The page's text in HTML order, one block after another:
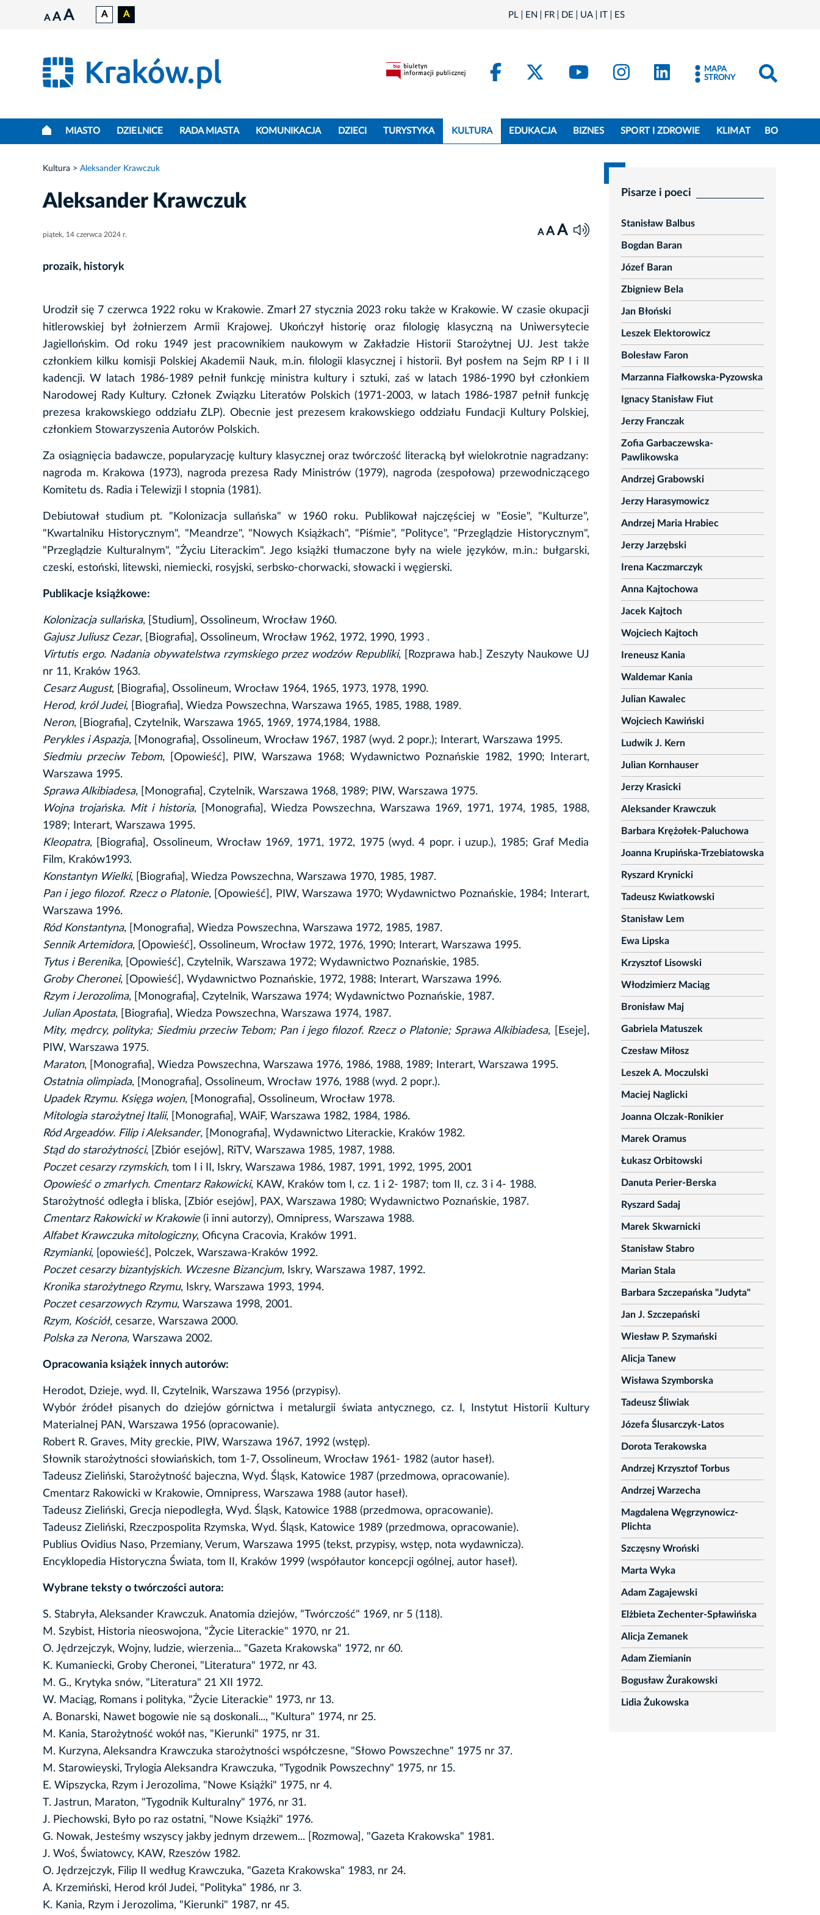
A A A A A PL EN FR DE UA IT ES
FacebookKraków - X
Kraków - YouTube
Kraków - Instagram
Kraków - LinkedIn
MAPA
STRONY
MIASTO DZIELNICE RADA MIASTA KOMUNIKACJA DZIECI TURYSTYKA KULTURA EDUKACJA BIZNES SPORT I ZDROWIE KLIMAT BO
Kultura Aleksander Krawczuk
Aleksander Krawczuk
piątek, 14 czerwca 2024 r. A A A
prozaik, historyk
Urodził się 7 czerwca 1922 roku w Krakowie. Zmarł 27 stycznia 2023 roku także w Krakowie. W czasie okupacji
hitlerowskiej był żołnierzem Armii Krajowej. Ukończył historię oraz filologię klasyczną na Uniwersytecie
Jagiellońskim. Od roku 1949 jest pracownikiem naukowym w Zakładzie Historii Starożytnej UJ. Jest także
członkiem kilku komisji Polskiej Akademii Nauk, m.in. filologii klasycznej i historii. Był posłem na Sejm RP I i II
kadencji. W latach 1986-1989 pełnił funkcję ministra kultury i sztuki, zaś w latach 1986-1990 był członkiem
Narodowej Rady Kultury. Członek Związku Literatów Polskich (1971-2003, w latach 1986-1987 pełnił funkcję
prezesa krakowskiego oddziału ZLP). Obecnie jest prezesem krakowskiego oddziału Fundacji Kultury Polskiej,
członkiem Stowarzyszenia Autorów Polskich.
Za osiągnięcia badawcze, popularyzację kultury klasycznej oraz twórczość literacką był wielokrotnie nagradzany:
nagroda m. Krakowa (1973), nagroda prezesa Rady Ministrów (1979), nagroda (zespołowa) przewodniczącego
Komitetu ds. Radia i Telewizji I stopnia (1981).
Debiutował studium pt. "Kolonizacja sullańska" w 1960 roku. Publikował najczęściej w "Eosie", "Kulturze",
"Kwartalniku Historycznym", "Meandrze", "Nowych Książkach", "Piśmie", "Polityce", "Przeglądzie Historycznym",
"Przeglądzie Kulturalnym", "Życiu Literackim". Jego książki tłumaczone były na wiele języków, m.in.: bułgarski,
czeski, estoński, litewski, niemiecki, rosyjski, serbsko-chorwacki, słowacki i węgierski.
Publikacje książkowe:
Kolonizacja sullańska, [Studium], Ossolineum, Wrocław 1960.
Gajusz Juliusz Cezar, [Biografia], Ossolineum, Wrocław 1962, 1972, 1990, 1993 .
Virtutis ergo. Nadania obywatelstwa rzymskiego przez wodzów Republiki, [Rozprawa hab.] Zeszyty Naukowe UJ
nr 11, Kraków 1963.
Cesarz August, [Biografia], Ossolineum, Wrocław 1964, 1965, 1973, 1978, 1990.
Herod, król Judei, [Biografia], Wiedza Powszechna, Warszawa 1965, 1985, 1988, 1989.
Neron, [Biografia], Czytelnik, Warszawa 1965, 1969, 1974,1984, 1988.
Perykles i Aspazja, [Monografia], Ossolineum, Wrocław 1967, 1987 (wyd. 2 popr.); Interart, Warszawa 1995.
Siedmiu przeciw Tebom, [Opowieść], PIW, Warszawa 1968; Wydawnictwo Poznańskie 1982, 1990; Interart,
Warszawa 1995.
Sprawa Alkibiadesa, [Monografia], Czytelnik, Warszawa 1968, 1989; PIW, Warszawa 1975.
Wojna trojańska. Mit i historia, [Monografia], Wiedza Powszechna, Warszawa 1969, 1971, 1974, 1985, 1988,
1989; Interart, Warszawa 1995.
Kleopatra, [Biografia], Ossolineum, Wrocław 1969, 1971, 1972, 1975 (wyd. 4 popr. i uzup.), 1985; Graf Media
Film, Kraków1993.
Konstantyn Wielki, [Biografia], Wiedza Powszechna, Warszawa 1970, 1985, 1987.
Pan i jego filozof. Rzecz o Platonie, [Opowieść], PIW, Warszawa 1970; Wydawnictwo Poznańskie, 1984; Interart,
Warszawa 1996.
Ród Konstantyna, [Monografia], Wiedza Powszechna, Warszawa 1972, 1985, 1987.
Sennik Artemidora, [Opowieść], Ossolineum, Wrocław 1972, 1976, 1990; Interart, Warszawa 1995.
Tytus i Berenika, [Opowieść], Czytelnik, Warszawa 1972; Wydawnictwo Poznańskie, 1985.
Groby Cheronei, [Opowieść], Wydawnictwo Poznańskie, 1972, 1988; Interart, Warszawa 1996.
Rzym i Jerozolima, [Monografia], Czytelnik, Warszawa 1974; Wydawnictwo Poznańskie, 1987.
Julian Apostata, [Biografia], Wiedza Powszechna, Warszawa 1974, 1987.
Mity, mędrcy, polityka; Siedmiu przeciw Tebom; Pan i jego filozof. Rzecz o Platonie; Sprawa Alkibiadesa, [Eseje],
PIW, Warszawa 1975.
Maraton, [Monografia], Wiedza Powszechna, Warszawa 1976, 1986, 1988, 1989; Interart, Warszawa 1995.
Ostatnia olimpiada, [Monografia], Ossolineum, Wrocław 1976, 1988 (wyd. 2 popr.).
Upadek Rzymu. Księga wojen, [Monografia], Ossolineum, Wrocław 1978.
Mitologia starożytnej Italii, [Monografia], WAiF, Warszawa 1982, 1984, 1986.
Ród Argeadów. Filip i Aleksander, [Monografia], Wydawnictwo Literackie, Kraków 1982.
Stąd do starożytności, [Zbiór esejów], RiTV, Warszawa 1985, 1987, 1988.
Poczet cesarzy rzymskich, tom I i II, Iskry, Warszawa 1986, 1987, 1991, 1992, 1995, 2001
Opowieść o zmarłych. Cmentarz Rakowicki, KAW, Kraków tom I, cz. 1 i 2- 1987; tom II, cz. 3 i 4- 1988.
Starożytność odległa i bliska, [Zbiór esejów], PAX, Warszawa 1980; Wydawnictwo Poznańskie, 1987.
Cmentarz Rakowicki w Krakowie(i inni autorzy), Omnipress, Warszawa 1988.
Alfabet Krawczuka mitologiczny, Oficyna Cracovia, Kraków 1991.
Rzymianki, [opowieść], Polczek, Warszawa-Kraków 1992.
Poczet cesarzy bizantyjskich. Wczesne Bizancjum, Iskry, Warszawa 1987, 1992.
Kronika starożytnego Rzymu, Iskry, Warszawa 1993, 1994.
Poczet cesarzowych Rzymu, Warszawa 1998, 2001.
Rzym, Kościół, cesarze, Warszawa 2000.
Polska za Nerona, Warszawa 2002.
Opracowania książek innych autorów:
Herodot, Dzieje, wyd. II, Czytelnik, Warszawa 1956 (przypisy).
Wybór źródeł pisanych do dziejów górnictwa i metalurgii świata antycznego, cz. I, Instytut Historii Kultury
Materialnej PAN, Warszawa 1956 (opracowanie).
Robert R. Graves, Mity greckie, PIW, Warszawa 1967, 1992 (wstęp).
Słownik starożytności słowiańskich, tom 1-7, Ossolineum, Wrocław 1961- 1982 (autor haseł).
Tadeusz Zieliński, Starożytność bajeczna, Wyd. Śląsk, Katowice 1987 (przedmowa, opracowanie).
Cmentarz Rakowicki w Krakowie, Omnipress, Warszawa 1988 (autor haseł).
Tadeusz Zieliński, Grecja niepodległa, Wyd. Śląsk, Katowice 1988 (przedmowa, opracowanie).
Tadeusz Zieliński, Rzeczpospolita Rzymska, Wyd. Śląsk, Katowice 1989 (przedmowa, opracowanie).
Publius Ovidius Naso, Przemiany, Verum, Warszawa 1995 (tekst, przypisy, wstęp, nota wydawnicza).
Encyklopedia Historyczna Świata, tom II, Kraków 1999 (współautor koncepcji ogólnej, autor haseł).
Wybrane teksty o twórczości autora:
S. Stabryła, Aleksander Krawczuk. Anatomia dziejów, "Twórczość" 1969, nr 5 (118).
M. Szybist, Historia nieoswojona, "Życie Literackie" 1970, nr 21.
O. Jędrzejczyk, Wojny, ludzie, wierzenia... "Gazeta Krakowska" 1972, nr 60.
K. Kumaniecki, Groby Cheronei, "Literatura" 1972, nr 43.
M. G., Krytyka snów, "Literatura" 21 XII 1972.
W. Maciąg, Romans i polityka, "Życie Literackie" 1973, nr 13.
A. Bonarski, Nawet bogowie nie są doskonali..., "Kultura" 1974, nr 25.
M. Kania, Starożytność wokół nas, "Kierunki" 1975, nr 31.
M. Kurzyna, Aleksandra Krawczuka starożytności współczesne, "Słowo Powszechne" 1975 nr 37.
M. Starowieyski, Trylogia Aleksandra Krawczuka, "Tygodnik Powszechny" 1975, nr 15.
E. Wipszycka, Rzym i Jerozolima, "Nowe Książki" 1975, nr 4.
T. Jastrun, Maraton, "Tygodnik Kulturalny" 1976, nr 31.
J. Piechowski, Było po raz ostatni, "Nowe Książki" 1976.
G. Nowak, Jesteśmy wszyscy jakby jednym drzewem... [Rozmowa], "Gazeta Krakowska" 1981.
J. Woś, Światowcy, KAW, Rzeszów 1982.
O. Jędrzejczyk, Filip II według Krawczuka, "Gazeta Krakowska" 1983, nr 24.
A. Krzemiński, Herod król Judei, "Polityka" 1986, nr 3.
K. Kania, Rzym i Jerozolima, "Kierunki" 1987, nr 45.
Pisarze i poeci
Stanisław Balbus
Bogdan Baran
Józef Baran
Zbigniew Bela
Jan Błoński
Leszek Elektorowicz
Bolesław Faron
Marzanna Fiałkowska-Pyzowska
Ignacy Stanisław Fiut
Jerzy Franczak
Zofia Garbaczewska-
Pawlikowska
Andrzej Grabowski
Jerzy Harasymowicz
Andrzej Maria Hrabiec
Jerzy Jarzębski
Irena Kaczmarczyk
Anna Kajtochowa
Jacek Kajtoch
Wojciech Kajtoch
Ireneusz Kania
Waldemar Kania
Julian Kawalec
Wojciech Kawiński
Ludwik J. Kern
Julian Kornhauser
Jerzy Krasicki
Aleksander Krawczuk
Barbara Krężołek-Paluchowa
Joanna Krupińska-Trzebiatowska
Ryszard Krynicki
Tadeusz Kwiatkowski
Stanisław Lem
Ewa Lipska
Krzysztof Lisowski
Włodzimierz Maciąg
Bronisław Maj
Gabriela Matuszek
Czesław Miłosz
Leszek A. Moczulski
Maciej Naglicki
Joanna Olczak-Ronikier
Marek Oramus
Łukasz Orbitowski
Danuta Perier-Berska
Ryszard Sadaj
Marek Skwarnicki
Stanisław Stabro
Marian Stala
Barbara Szczepańska "Judyta"
Jan J. Szczepański
Wiesław P. Szymański
Alicja Tanew
Wisława Szymborska
Tadeusz Śliwiak
Józefa Ślusarczyk-Latos
Dorota Terakowska
Andrzej Krzysztof Torbus
Andrzej Warzecha
Magdalena Węgrzynowicz-
Plichta
Szczęsny Wroński
Marta Wyka
Adam Zagajewski
Elżbieta Zechenter-Spławińska
Alicja Zemanek
Adam Ziemianin
Bogusław Żurakowski
Lidia Żukowska